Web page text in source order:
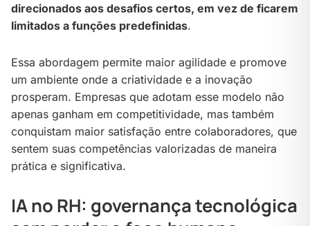
direcionados aos desafios certos, em vez de ficarem
limitados a funções predefinidas.
Essa abordagem permite maior agilidade e promove
um ambiente onde a criatividade e a inovação
prosperam. Empresas que adotam esse modelo não
apenas ganham em competitividade, mas também
conquistam maior satisfação entre colaboradores, que
sentem suas competências valorizadas de maneira
prática e significativa.
IA no RH: governança tecnológica